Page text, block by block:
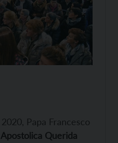
Papa Francesco
Querida